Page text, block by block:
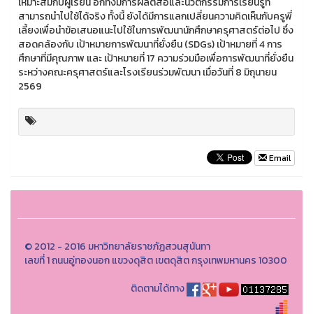
สามารถนำไปใช้ได้จริง ทั้งนี้ ยังได้มีการแลกเปลี่ยนความคิดเห็นกับครูพี่
เลี้ยงเพื่อนำข้อเสนอแนะไปใช้ในการพัฒนานักศึกษาครุศาสตร์ต่อไป ซึ่ง
สอดคล้องกับ เป้าหมายการพัฒนาที่ยั่งยืน (SDGs) เป้าหมายที่ 4 การ
ศึกษาที่มีคุณภาพ และ เป้าหมายที่ 17 ความร่วมมือเพื่อการพัฒนาที่ยั่งยืน
ระหว่างคณะครุศาสตร์และโรงเรียนร่วมพัฒนา เมื่อวันที่ 8 มิถุนายน
2569
Email
© 2012 - 2016 มหาวิทยาลัยราชภัฏสวนสุนันทา
เลขที่ 1 ถนนอู่ทองนอก แขวงดุสิต เขตดุสิต กรุงเทพมหานคร 10300
ติดตามได้ทาง